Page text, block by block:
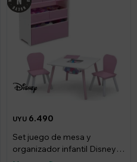
UYU 6.490
Set juego de mesa y
organizador infantil Disney